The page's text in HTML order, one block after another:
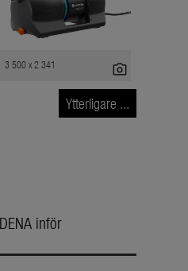
3 500 x 2 341 photo_camera
Ytterligare ...
inför